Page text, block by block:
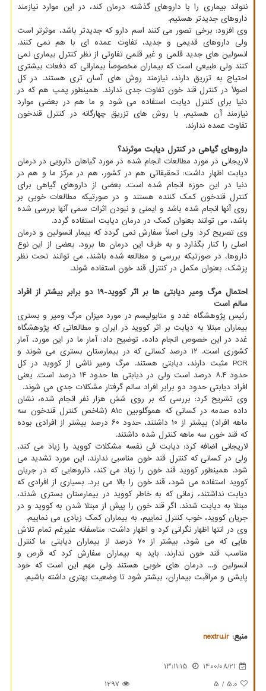
نتواند بیماری را با داروهای گذشته درمان کند، در این موارد نیازمند
داروهای جدیدتر هستیم.
وی افزود: برخی تصور می کنند اسم دارو که جدیدتر باشد، موثرتر است
ولی داروهای قدیمی و جدید، تفاوت عمده ای با هم نمی کنند.
انسولین های جدید قلمی و غیر قلمی تفاوتی از نظر کنترل بیماری نمی
کنند ولی طبیعی است که بیماران مخصوصاً بیمارانی که دفعات بیشتری
احتیاج به تزریق دارند، نیازمند روش های آسان تری هستند. در کل
اصولاً در کنترل قند خون تفاوت جدی ندارند. همینطور پمپ هم که در
دنیا برای کنترل دیابت استفاده می شود و ما هم در بعضی موارد
نیازمند آن هستیم، با روش های تزریق چهارگانه در کنترل قندخون
تفاوت عمده ندارند.
داروهای گیاهی در کنترل دیابت موثرند؟
لاریجانی در مورد مطالعات انجام شده در مورد گیاهان دارویی در درمان
دیابت اظهار داشت: تحقیقاتی هم در کشور، هم در مرکز ما و هم در
دنیا در این حوزه انجام شده است. بعضی از داروهای گیاهی برای
کنترل قندخون کمک کننده هستند و در صورتیکه مطالعات خوبی بر
روی آنها انجام شده باشد و ایمنی و نبودن اثرات سمی آنها بررسی شده
باشد، می توانند بعنوان کمک در درمان دیابت استفاده گردد.
وی تصریح کرد: ولی اصلاً سفارش نمی گردد که بیمار انسولین و درمان
اصلی را کنار بگذارد و به طرف این درمان ها برود. بعضی از این نوع
داروها، در صورتیکه بررسی و مطالعه شده باشند، می توانند تحت نظر
پزشک، بعنوان مکمل در کنترل قند خون استفاده شوند.
احتمال مرگ ومیر دیابتی ها بر اثر کووید-۱۹ دو برابر بیشتر از افراد
سالم است
رئیس پژوهشگاه غدد و متابولیسم در مورد میزان مرگ ومیر و بستری
بیماران مبتلا به دیابت بر اثر کووید در ایران و مطالعاتی که پژوهشگاه
غدد در این خصوص انجام داده، توضیح داد: آمار ما در این مورد، آمار
کشوری است. ۱۲ درصد کسانی که در بیمارستان بستری می شوند و
PCR مثبت دارند، دیابتی هستند. مرگ ومیر ناشی از کووید در کل
حدود ۸.۴ درصد است ولی در دیابتی ها حدود ۱۴ درصد است. یعنی
افراد دیابتی حدود دو برابر افراد سالم گرفتار مشکلات جدی می شوند.
وی تشریح کرد: بررسی که بر روی شش هزار نفر انجام شده، نشان
داده صدمه در کسانی که هموگلوبین A۱c (شاخص کنترل قندخون سه
ماهه افراد) بیشتر از ۱۰ داشتند، حدود ۶۰ درصد بیشتر از افرادی بوده
که قند خون سه ماهه کنترل شده داشتند.
لاریجانی اضافه کرد: دیابت فی نفسه مشکلات کووید را زیاد می کند،
ولی در کسانی که کنترل قند خون مناسبی ندارند، این مورد تشدید می
شود. همینطور کووید قند خون را زیاد می کند، داروهایی که در جریان
کووید استفاده می شود، قند خون را بالا می برد. بسیاری از افرادی که
دیابت نداشتند، زمانی که به خاطر کووید در بیمارستان بستری شدند،
مبتلا به دیابت شدند. اگر قند خون را پیش از مبتلا شدن به کووید و در
جریان کووید، خوب کنترل نماییم، به بیماران کمک زیادی می نماییم.
وی در انتها اظهار نگرانی کرد و اظهار داشت: متاسفانه علیرغم تمام تلاش
هایی که می شود، بیشتر از ۷۰ درصد از بیماران دیابتی ما کنترل
مناسب قند خون ندارند. باید به بیماران سفارش کرد که قرص و
انسولین و... درمان های خوبی هستند ولی مهم این است که خود
پایشی و مراقبت بیماران، بیشتر شود تا وضعیت بهتری داشته باشیم.
منبع: nextru.ir
1400/08/21
13:11:15
5.0
/ 5
1297